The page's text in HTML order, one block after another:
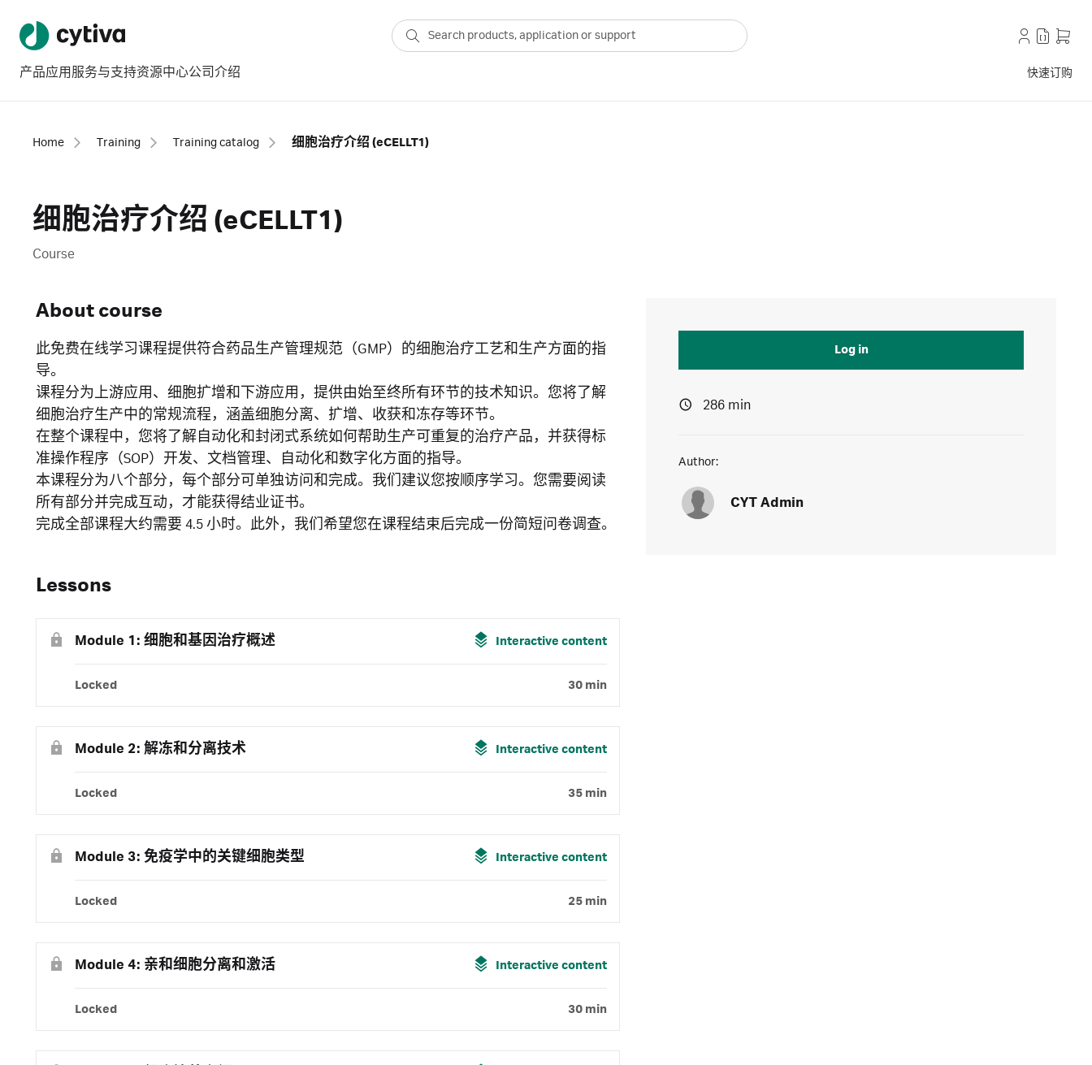
产品应用 服务与支持资源中心公司介绍 快速订购
Home Training Training catalog 细胞治疗介绍 (eCELLT1)
细胞治疗介绍 (eCELLT1)
Course
About course
此免费在线学习课程提供符合药品生产管理规范（GMP）的细胞治疗工艺和生产方面的指
导。
课程分为上游应用、细胞扩增和下游应用，提供由始至终所有环节的技术知识。您将了解
细胞治疗生产中的常规流程，涵盖细胞分离、扩增、收获和冻存等环节。
在整个课程中，您将了解自动化和封闭式系统如何帮助生产可重复的治疗产品，并获得标
准操作程序（SOP）开发、文档管理、自动化和数字化方面的指导。
本课程分为八个部分，每个部分可单独访问和完成。我们建议您按顺序学习。您需要阅读
所有部分并完成互动，才能获得结业证书。
完成全部课程大约需要 4.5 小时。此外，我们希望您在课程结束后完成一份简短问卷调查。
Lessons
Module 1: 细胞和基因治疗概述 Interactive content
Locked 30 min
Module 2: 解冻和分离技术 Interactive content
Locked 35 min
Module 3: 免疫学中的关键细胞类型 Interactive content
Locked 25 min
Module 4: 亲和细胞分离和激活 Interactive content
Locked 30 min
Log in
286 min
Author:
CYT Admin